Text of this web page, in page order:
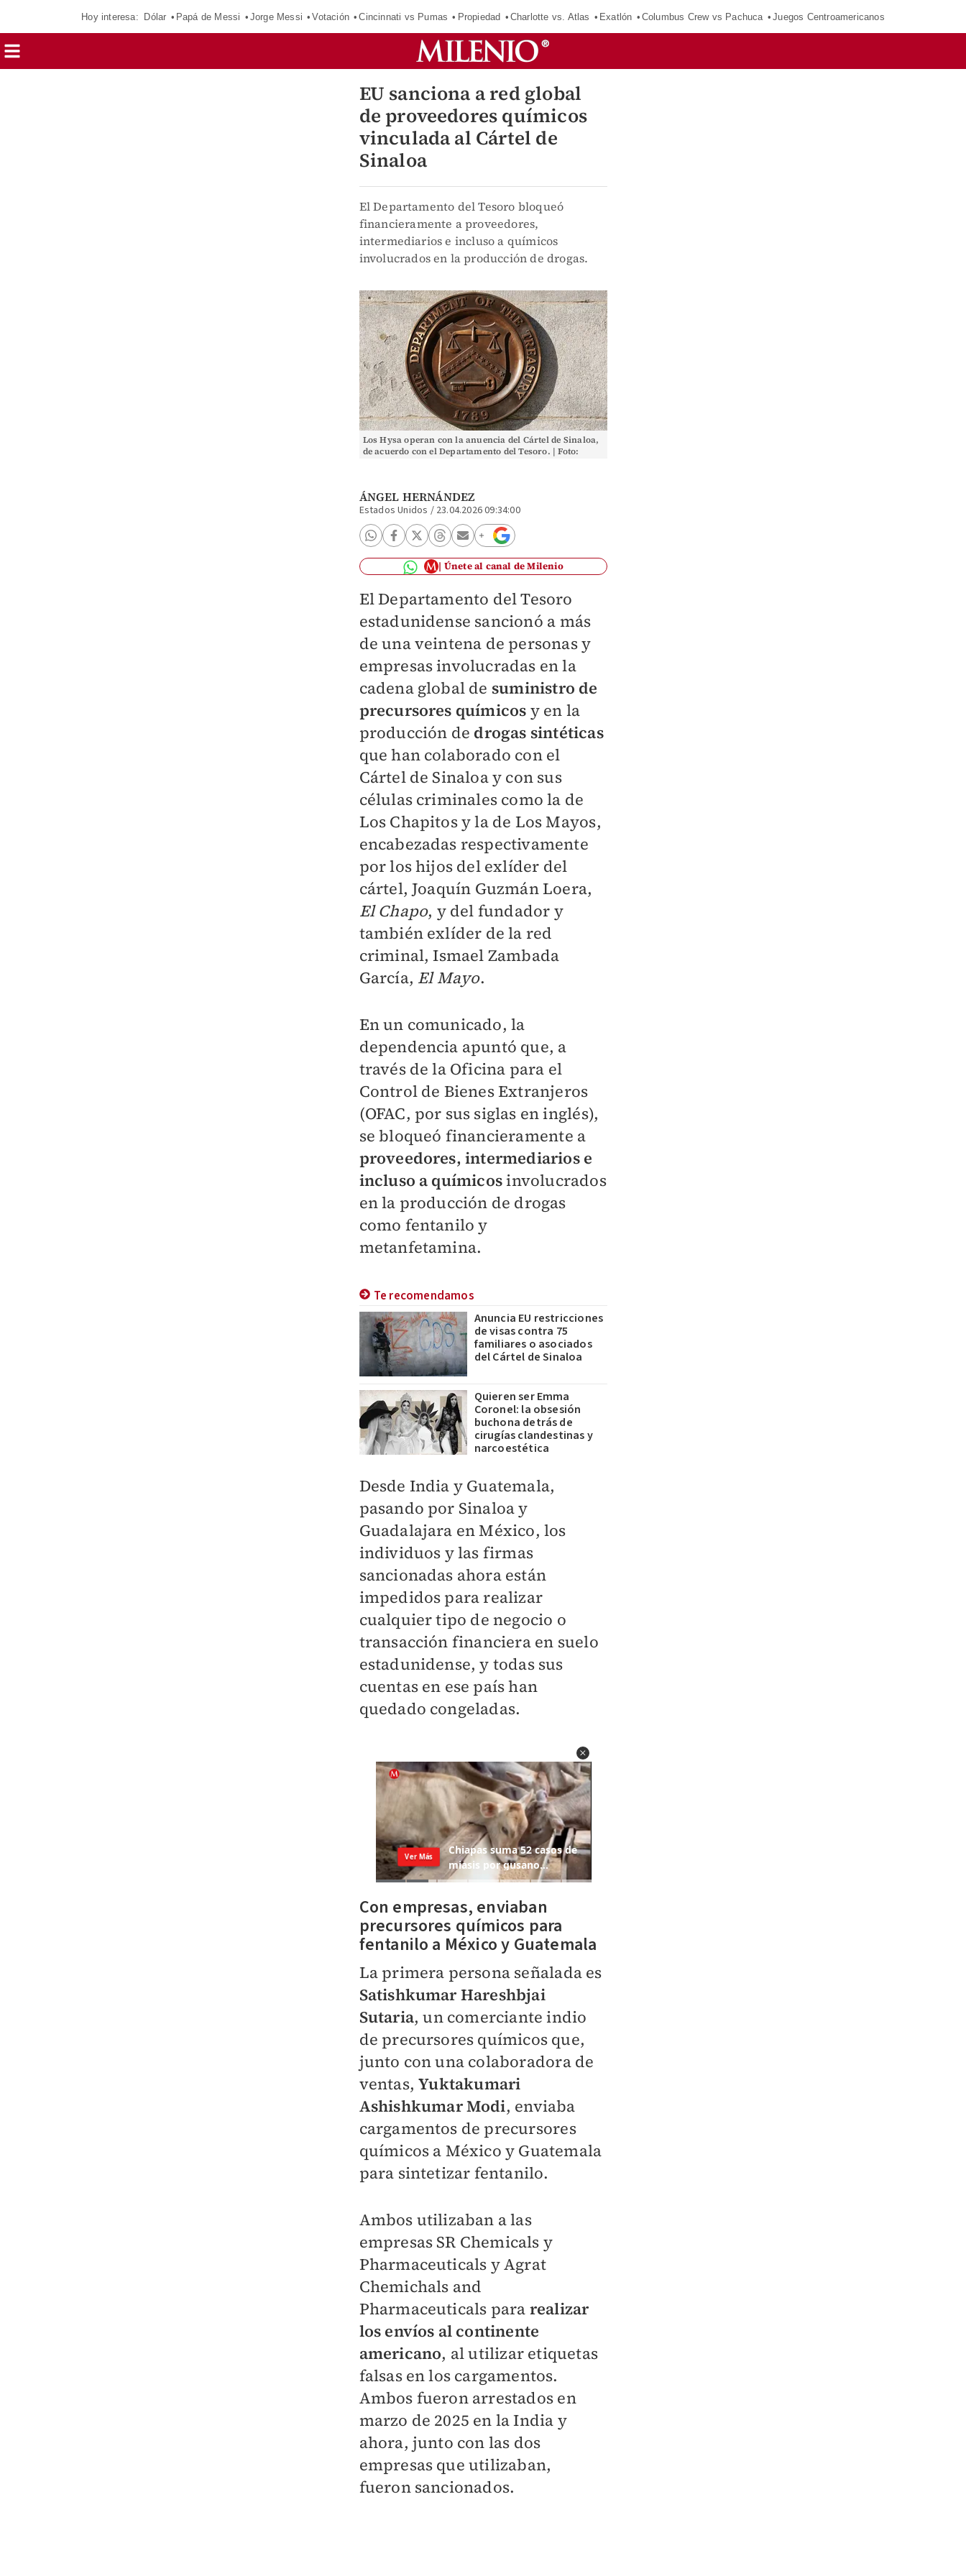
Hoy interesa: Dólar Papá de Messi Jorge Messi Votación Cincinnati vs Pumas Propiedad Charlotte vs. Atlas Exatlón Columbus Crew vs Pachuca Juegos Centroamericanos
EU sanciona a red global
de proveedores químicos
vinculada al Cártel de
Sinaloa
El Departamento del Tesoro bloqueó
financieramente a proveedores,
intermediarios e incluso a químicos
involucrados en la producción de drogas.
Los Hysa operan con la anuencia del Cártel de Sinaloa,
de acuerdo con el Departamento del Tesoro. | Foto:
ÁNGEL HERNÁNDEZ
Estados Unidos / 23.04.2026 09:34:00
Únete al canal de Milenio
El Departamento del Tesoro
estadunidense sancionó a más
de una veintena de personas y
empresas involucradas en la
cadena global de suministro de
precursores químicos y en la
producción de drogas sintéticas
que han colaborado con el
Cártel de Sinaloa y con sus
células criminales como la de
Los Chapitos y la de Los Mayos,
encabezadas respectivamente
por los hijos del exlíder del
cártel, Joaquín Guzmán Loera,
El Chapo, y del fundador y
también exlíder de la red
criminal, Ismael Zambada
García, El Mayo.
En un comunicado, la
dependencia apuntó que, a
través de la Oficina para el
Control de Bienes Extranjeros
(OFAC, por sus siglas en inglés),
se bloqueó financieramente a
proveedores, intermediarios e
incluso a químicosinvolucrados
en la producción de drogas
como fentanilo y
metanfetamina.
Te recomendamos
Anuncia EU restricciones
de visas contra 75
familiares o asociados
del Cártel de Sinaloa
Quieren ser Emma
Coronel: la obsesión
buchona detrás de
cirugías clandestinas y
narcoestética
Desde India y Guatemala,
pasando por Sinaloa y
Guadalajara en México, los
individuos y las firmas
sancionadas ahora están
impedidos para realizar
cualquier tipo de negocio o
transacción financiera en suelo
estadunidense, y todas sus
cuentas en ese país han
quedado congeladas.
Con empresas, enviaban
precursores químicos para
fentanilo a México y Guatemala
La primera persona señalada es
Satishkumar Hareshbjai
Sutaria, un comerciante indio
de precursores químicos que,
junto con una colaboradora de
ventas,Yuktakumari
Ashishkumar Modi, enviaba
cargamentos de precursores
químicos a México y Guatemala
para sintetizar fentanilo.
Ambos utilizaban a las
empresas SR Chemicals y
Pharmaceuticals y Agrat
Chemichals and
Pharmaceuticals para realizar
los envíos al continente
americano, al utilizar etiquetas
falsas en los cargamentos.
Ambos fueron arrestados en
marzo de 2025 en la India y
ahora, junto con las dos
empresas que utilizaban,
fueron sancionados.